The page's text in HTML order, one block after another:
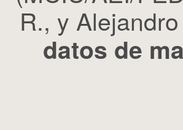
R., y
datos de